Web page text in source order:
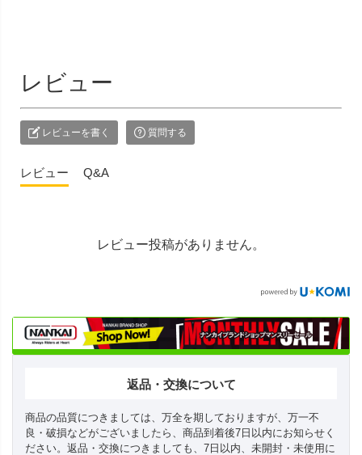
レビュー
レビューを書く 質問する
レビュー Q&A
レビュー投稿がありません。
返品・交換について
商品の品質につきましては、万全を期しておりますが、万一不
良・破損などがございましたら、商品到着後7日以内にお知らせく
ださい。返品・交換につきましても、7日以内、未開封・未使用に